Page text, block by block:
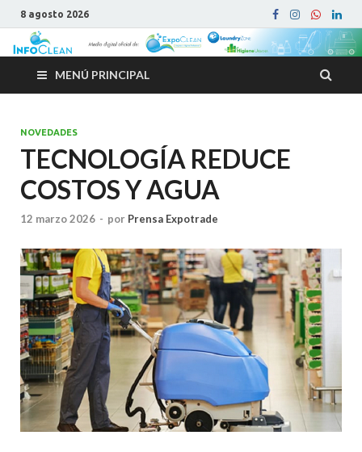
8 agosto 2026
MENÚ PRINCIPAL
NOVEDADES
TECNOLOGÍA REDUCE
COSTOS Y AGUA
12 marzo 2026 - por Prensa Expotrade